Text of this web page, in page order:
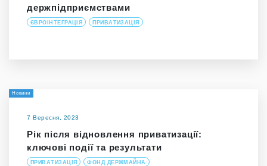
держпідприємствами
ЄВРОІНТЕГРАЦІЯ ПРИВАТИЗАЦІЯ
Новини
7 Вересня, 2023
Рік після відновлення приватизації:
ключові події та результати
ПРИВАТИЗАЦІЯ ФОНД ДЕРЖМАЙНА